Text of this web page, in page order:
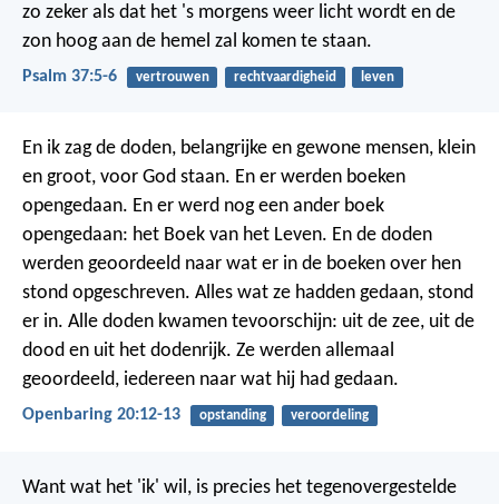
zo zeker als dat het 's morgens weer licht wordt en de
zon hoog aan de hemel zal komen te staan.
Psalm 37:5-6 vertrouwen rechtvaardigheid leven
En ik zag de doden, belangrijke en gewone mensen, klein
en groot, voor God staan. En er werden boeken
opengedaan. En er werd nog een ander boek
opengedaan: het Boek van het Leven. En de doden
werden geoordeeld naar wat er in de boeken over hen
stond opgeschreven. Alles wat ze hadden gedaan, stond
er in. Alle doden kwamen tevoorschijn: uit de zee, uit de
dood en uit het dodenrijk. Ze werden allemaal
geoordeeld, iedereen naar wat hij had gedaan.
Openbaring 20:12-13 opstanding veroordeling
Want wat het 'ik' wil, is precies het tegenovergestelde